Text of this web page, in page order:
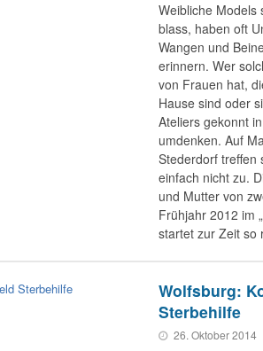
Weibliche Models
blass, haben oft
Wangen und
erinnern. Wer
von Frauen hat,
Hause sind oder
Ateliers gekonnt
umdenken. Auf
Stederdorf treffen
einfach nicht zu.
und Mutter von
Frühjahr 2012 im
startet zur Zeit so
Wolfsburg:
Sterbehilfe
26. Oktober 2014